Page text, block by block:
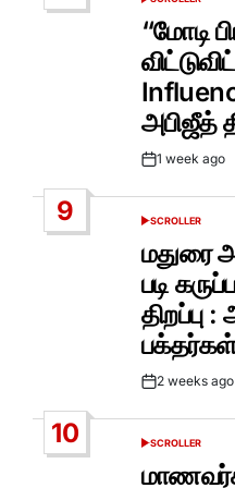
POSTED
IN
“மோடி
அபிஜீத்
Post1 week ago
9
POSTED
SCROLLER
மதுரை
படி
Post2 weeks ago
10
POSTED
SCROLLER